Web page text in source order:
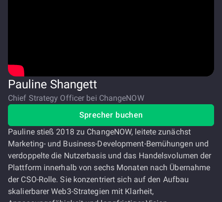
Pauline Shangett
Chief Strategy Officer bei ChangeNOW
Sprecher buchen
Pauline stieß 2018 zu ChangeNOW, leitete zunächst
Marketing- und Business-Development-Bemühungen und
verdoppelte die Nutzerbasis und das Handelsvolumen der
Plattform innerhalb von sechs Monaten nach Übernahme
der CSO-Rolle. Sie konzentriert sich auf den Aufbau
skalierbarer Web3-Strategien mit Klarheit,